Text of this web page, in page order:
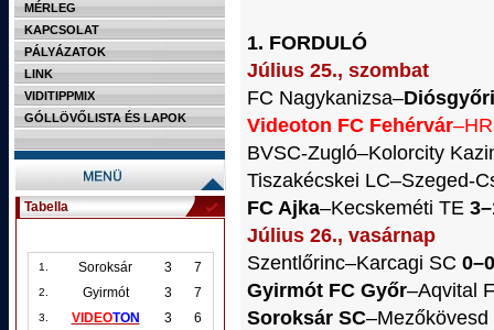
MÉRLEG
KAPCSOLAT
PÁLYÁZATOK
LINK
VIDITIPPMIX
GÓLLÖVŐLISTA ÉS LAPOK
Tabella
1. Soroksár 3 7
2. Gyirmót 3 7
3. VIDEOTON 3 6
1. FORDULÓ
Július 25., szombat
FC Nagykanizsa–
Videoton FC Fehérvár
BVSC-Zugló–Kolorcity
Tiszakécskei LC–Szeged-
FC Ajka–Kecskeméti TE
Július 26., vasárnap
Szentlőrinc–Karcagi SC 0–0
Gyirmót FC Győr–Aqvital
Soroksár SC